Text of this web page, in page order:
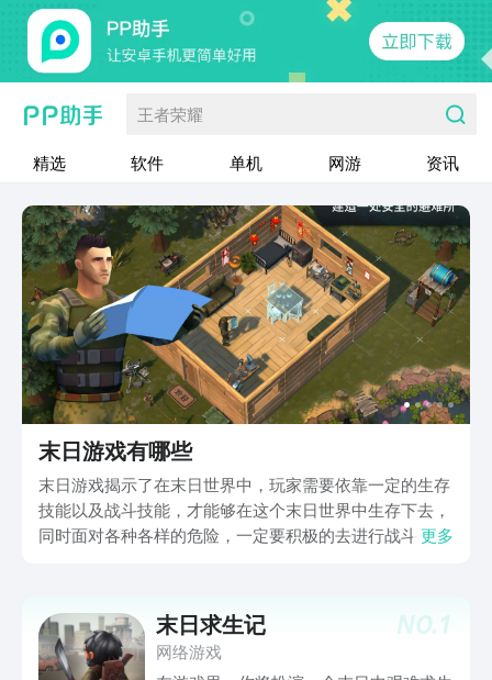
王者荣耀
精选 软件 单机 网游 资讯
末日游戏有哪些
末日游戏揭示了在末日世界中，玩家需要依靠一定的生存
技能以及战斗技能，才能够在这个末日世界中生存下去，
同时面对各种各样的危险，一定要积极的去进行战斗，这
坏，所以在生存的过程中还需要去建筑属于自己能够生存
的家园。
更多
NO.1
末日求生记
网络游戏